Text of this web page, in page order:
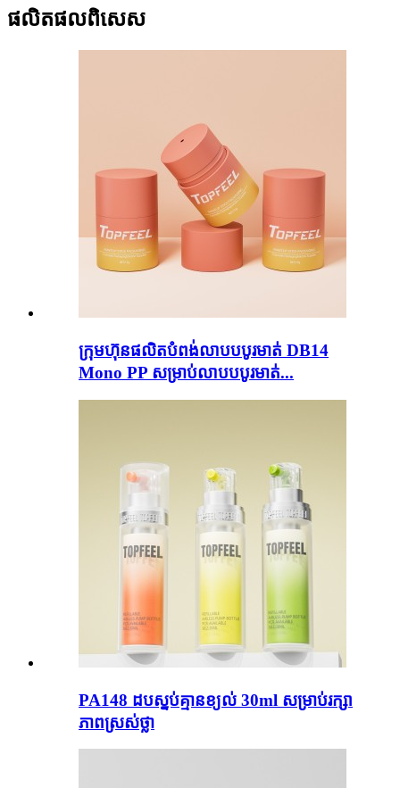
ផលិតផល​ពិសេស
ក្រុមហ៊ុនផលិតបំពង់លាបបបូរមាត់ DB14
Mono PP សម្រាប់លាបបបូរមាត់...
PA148 ដបស្នប់គ្មានខ្យល់ 30ml សម្រាប់រក្សា
ភាពស្រស់ថ្លា